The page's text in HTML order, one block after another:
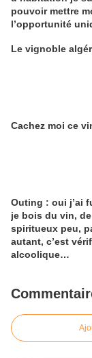
pouvoir mettre
l’opportunité
Alain Edouard
Le vignoble
Cachez moi ce
Outing : oui j’ai
je bois du vin,
spiritueux peu,
autant, c’est
alcoolique…